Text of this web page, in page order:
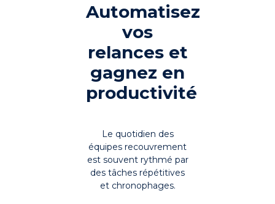
Automatisez
vos
relances et
gagnez en
productivité
Le quotidien des
équipes recouvrement
est souvent rythmé par
des tâches répétitives
et chronophages.